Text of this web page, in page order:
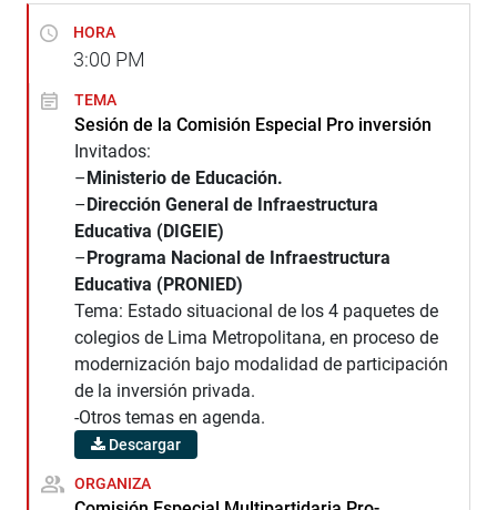
HORA
3:00 PM
TEMA
Sesión de la Comisión Especial Pro inversión
Invitados:
–Ministerio de Educación.
–Dirección General de Infraestructura
Educativa (DIGEIE)
–Programa Nacional de Infraestructura
Educativa (PRONIED)
Tema: Estado situacional de los 4 paquetes de
colegios de Lima Metropolitana, en proceso de
modernización bajo modalidad de participación
de la inversión privada.
-Otros temas en agenda.
Descargar
ORGANIZA